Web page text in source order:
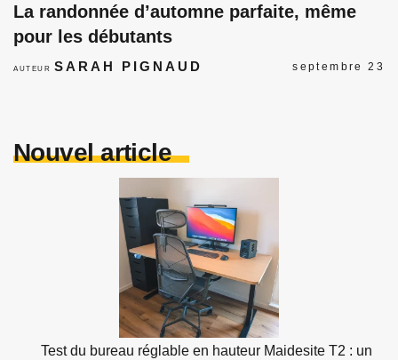
La randonnée d’automne parfaite, même
pour les débutants
AUTEURSARAH PIGNAUD septembre 23
Nouvel article
Test du bureau réglable en hauteur Maidesite T2 : un